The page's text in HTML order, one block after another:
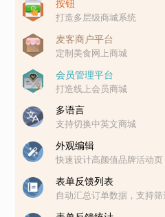
按钮
打造多层级商城系统
麦客商户平台
定制美食网上商城
会员管理平台
打造线上会员商城
多语言
支持切换中英文商城
外观编辑
快速设计高颜值品牌活动页
表单反馈列表
自动汇总订单数据，支持筛